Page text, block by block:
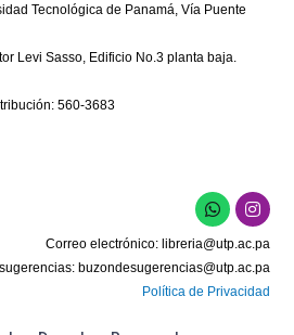
Tecnológica de Panamá, Vía Puente
Levi Sasso, Edificio No.3 planta baja.
560-3683
W
h
a
t
s
a
p
I
n
s
t
a
g
r
Correo electrónico: libreria@utp.ac.pa
buzondesugerencias@utp.ac.pa
Política de Privacidad